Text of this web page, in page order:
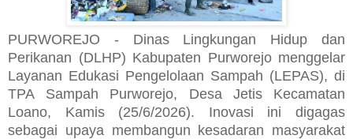
PURWOREJO - Dinas Lingkungan Hidup dan
Perikanan (DLHP) Kabupaten Purworejo menggelar
Layanan Edukasi Pengelolaan Sampah (LEPAS), di
TPA Sampah Purworejo, Desa Jetis Kecamatan
Loano, Kamis (25/6/2026). Inovasi ini digagas
sebagai upaya membangun kesadaran masyarakat